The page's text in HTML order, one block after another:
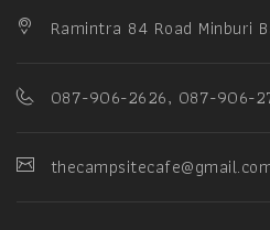
Ramintra 84 Road Minburi
087-906-2626, 087-906-